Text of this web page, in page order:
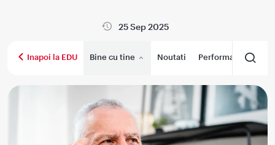
25 Sep 2025
Inapoi la EDU Bine cu tine Noutati Performanta